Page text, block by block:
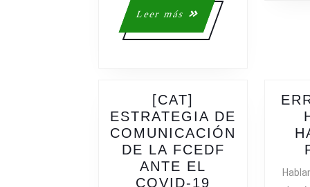
NUEVA
POLÍTICA
DE
EMPRESA
Leer más
Leer
más
[CAT]
ESTRATEGIA DE
COMUNICACIÓN
DE LA FCEDF
ANTE EL
COVID-19